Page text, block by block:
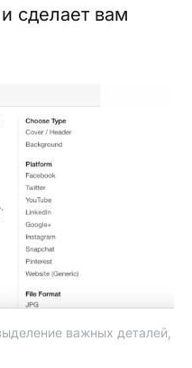
сделает вам
важных деталей,